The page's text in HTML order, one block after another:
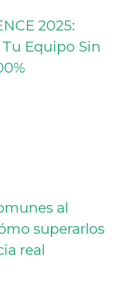
2025:
Equipo Sin
al
superarlos
real